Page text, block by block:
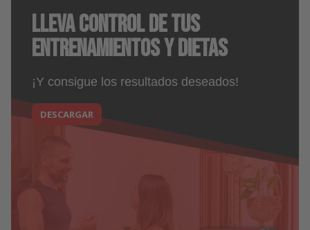
Lleva control de tus
entrenamientos y dietas
¡Y consigue los resultados deseados!
DESCARGAR